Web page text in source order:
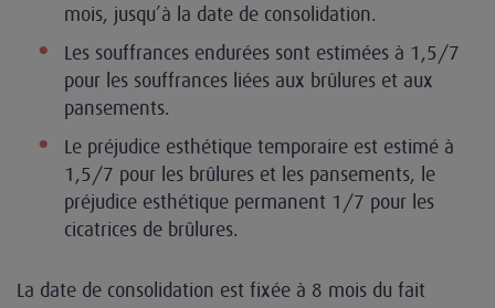
mois, jusqu’à la date de consolidation.
Les souffrances endurées sont estimées à 1,5/7
pour les souffrances liées aux brûlures et aux
pansements.
Le préjudice esthétique temporaire est estimé à
1,5/7 pour les brûlures et les pansements, le
préjudice esthétique permanent 1/7 pour les
cicatrices de brûlures.
La date de consolidation est fixée à 8 mois du fait